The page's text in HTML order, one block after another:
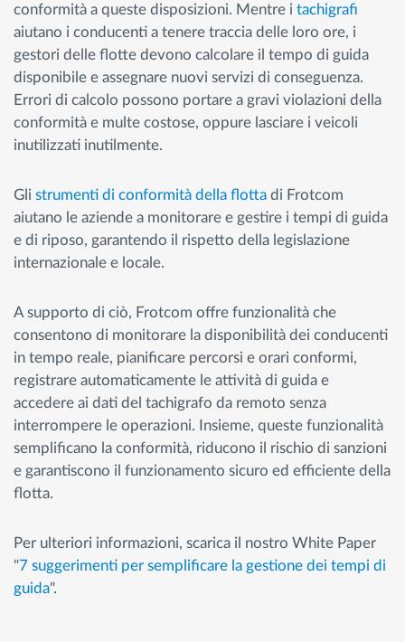
conformità a queste disposizioni. Mentre i tachigrafi
aiutano i conducenti a tenere traccia delle loro ore, i
gestori delle flotte devono calcolare il tempo di guida
disponibile e assegnare nuovi servizi di conseguenza.
Errori di calcolo possono portare a gravi violazioni della
conformità e multe costose, oppure lasciare i veicoli
inutilizzati inutilmente.
Gli strumenti di conformità della flotta di Frotcom
aiutano le aziende a monitorare e gestire i tempi di guida
e di riposo, garantendo il rispetto della legislazione
internazionale e locale.
A supporto di ciò, Frotcom offre funzionalità che
consentono di monitorare la disponibilità dei conducenti
in tempo reale, pianificare percorsi e orari conformi,
registrare automaticamente le attività di guida e
accedere ai dati del tachigrafo da remoto senza
interrompere le operazioni. Insieme, queste funzionalità
semplificano la conformità, riducono il rischio di sanzioni
e garantiscono il funzionamento sicuro ed efficiente della
flotta.
Per ulteriori informazioni, scarica il nostro White Paper
"7 suggerimenti per semplificare la gestione dei tempi di
guida".